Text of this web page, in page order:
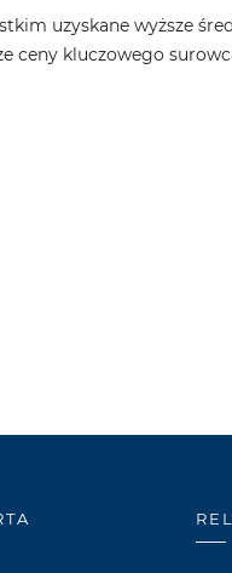
uzyskane wyższe
ceny kluczowego